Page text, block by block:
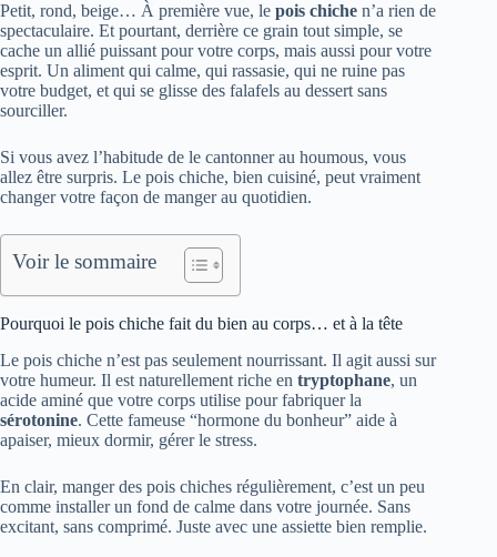
Petit, rond, beige… À première vue, le pois chiche n’a rien de
spectaculaire. Et pourtant, derrière ce grain tout simple, se
cache un allié puissant pour votre corps, mais aussi pour votre
esprit. Un aliment qui calme, qui rassasie, qui ne ruine pas
votre budget, et qui se glisse des falafels au dessert sans
sourciller.
Si vous avez l’habitude de le cantonner au houmous, vous
allez être surpris. Le pois chiche, bien cuisiné, peut vraiment
changer votre façon de manger au quotidien.
Voir le sommaire
Pourquoi le pois chiche fait du bien au corps… et à la tête
Le pois chiche n’est pas seulement nourrissant. Il agit aussi sur
votre humeur. Il est naturellement riche en tryptophane, un
acide aminé que votre corps utilise pour fabriquer la
sérotonine. Cette fameuse “hormone du bonheur” aide à
apaiser, mieux dormir, gérer le stress.
En clair, manger des pois chiches régulièrement, c’est un peu
comme installer un fond de calme dans votre journée. Sans
excitant, sans comprimé. Juste avec une assiette bien remplie.